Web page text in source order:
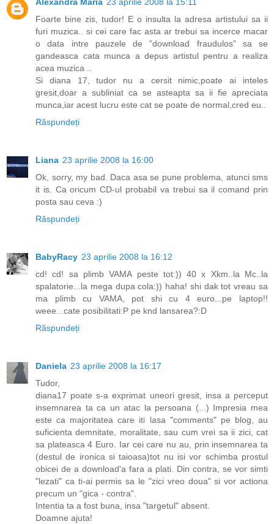
Foarte bine zis, tudor! E o insulta la adresa artistului sa ii
furi muzica.. si cei care fac asta ar trebui sa incerce macar
o data intre pauzele de ”download fraudulos” sa se
gandeasca cata munca a depus artistul pentru a realiza
acea muzica ..
Si diana 17, tudor nu a cersit nimic,poate ai inteles
gresit,doar a subliniat ca se asteapta sa ii fie apreciata
munca,iar acest lucru este cat se poate de normal,cred eu..
Răspundeți
Liana 23 aprilie 2008 la 16:00
Ok, sorry, my bad. Daca asa se pune problema, atunci sms
it is. Ca oricum CD-ul probabil va trebui sa il comand prin
posta sau ceva :)
Răspundeți
BabyRacy 23 aprilie 2008 la 16:12
cd! cd! sa plimb VAMA peste tot:)) 40 x Xkm..la Mc..la
spalatorie...la mega dupa cola:)) haha! shi dak tot vreau sa
ma plimb cu VAMA, pot shi cu 4 euro...pe laptop!!
weee...cate posibilitati:P pe knd lansarea?:D
Răspundeți
Daniela 23 aprilie 2008 la 16:17
Tudor,
diana17 poate s-a exprimat uneori gresit, insa a perceput
insemnarea ta ca un atac la persoana (...) Impresia mea
este ca majoritatea care iti lasa "comments" pe blog, au
suficienta demnitate, moralitate, sau cum vrei sa ii zici, cat
sa plateasca 4 Euro. Iar cei care nu au, prin insemnarea ta
(destul de ironica si taioasa)tot nu isi vor schimba prostul
obicei de a download'a fara a plati. Din contra, se vor simti
"lezati" ca ti-ai permis sa le "zici vreo doua" si vor actiona
precum un "gica - contra".
Intentia ta a fost buna, insa "targetul" absent.
Doamne ajuta!